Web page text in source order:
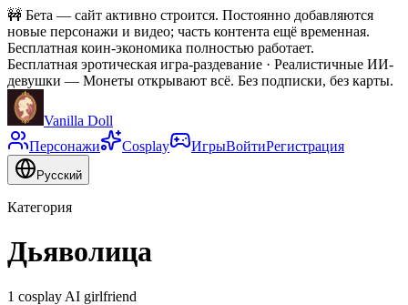
🚧 Бета — сайт активно строится. Постоянно добавляются
новые персонажи и видео; часть контента ещё временная.
Бесплатная коин-экономика полностью работает.
Бесплатная эротическая игра-раздевание · Реалистичные ИИ-
девушки — Монеты открывают всё. Без подписки, без карты.
Vanilla Doll
Персонажи
Cosplay ИгрыВойтиРегистрация
Русский
Категория
Дьяволица
1 cosplay AI girlfriend